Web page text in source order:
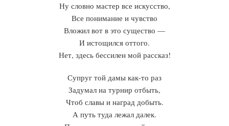
Ну словно мастер все искусство,
Все понимание и чувство
Вложил вот в это существо —
И истощился оттого.
Нет, здесь бессилен мой рассказ!
Супруг той дамы как-то раз
Задумал на турнир отбыть,
Чтоб славы и наград добыть.
А путь туда лежал далек.